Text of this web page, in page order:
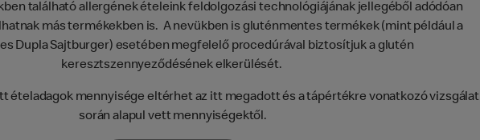
található allergének ételeink feldolgozási technológiájának jellegéből adódóan
más termékekben is. A nevükben is gluténmentes termékek (mint például a
Dupla Sajtburger) esetében megfelelő procedúrával biztosítjuk a glutén
keresztszennyeződésének elkerülését.
ételadagok mennyisége eltérhet az itt megadott és a tápértékre vonatkozó vizsgálat
során alapul vett mennyiségektől.